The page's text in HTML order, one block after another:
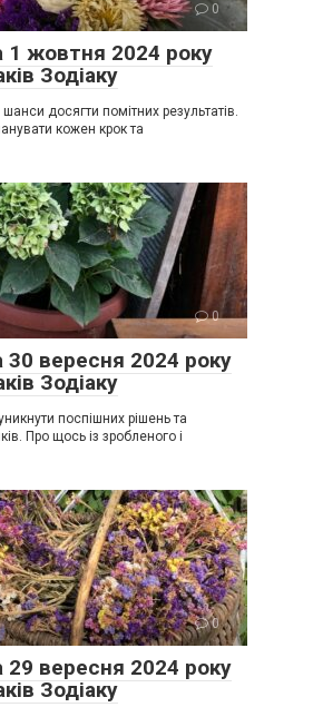
0
1 жовтня 2024 року
Зодіаку
досягти помітних результатів.
кожен крок та
0
30 вересня 2024 року
Зодіаку
поспішних рішень та
Про щось із зробленого і
0
29 вересня 2024 року
Зодіаку